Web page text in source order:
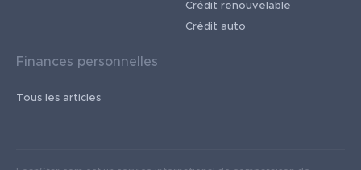
Crédit renouvelable
Crédit auto
Finances personnelles
Tous les articles